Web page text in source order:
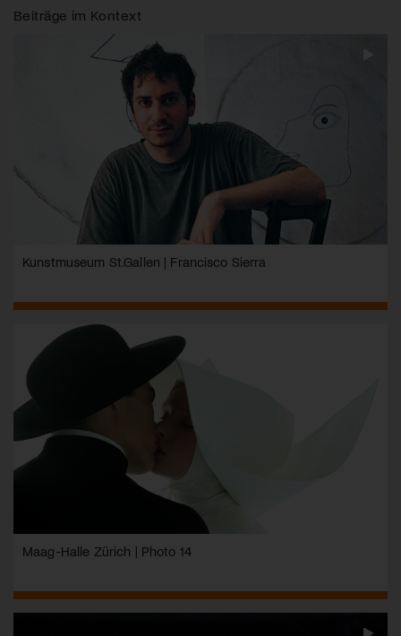
Beiträge im Kontext
Kunstmuseum St.Gallen | Francisco Sierra
Maag-Halle Zürich | Photo 14